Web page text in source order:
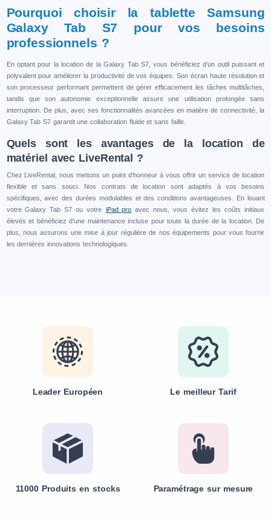
Pourquoi choisir la tablette Samsung
Galaxy Tab S7 pour vos besoins
professionnels ?
En optant pour la location de la Galaxy Tab S7, vous bénéficiez d’un outil puissant et
polyvalent pour améliorer la productivité de vos équipes. Son écran haute résolution et
son processeur performant permettent de gérer efficacement les tâches multitâches,
tandis que son autonomie exceptionnelle assure une utilisation prolongée sans
interruption. De plus, avec ses fonctionnalités avancées en matière de connectivité, la
Galaxy Tab S7 garantit une collaboration fluide et sans faille.
Quels sont les avantages de la location de
matériel avec LiveRental ?
Chez LiveRental, nous mettons un point d’honneur à vous offrir un service de location
flexible et sans souci. Nos contrats de location sont adaptés à vos besoins
spécifiques, avec des durées modulables et des conditions avantageuses. En louant
votre Galaxy Tab S7 ou votre iPad pro avec nous, vous évitez les coûts initiaux
élevés et bénéficiez d’une maintenance incluse pour toute la durée de la location. De
plus, nous assurons une mise à jour régulière de nos équipements pour vous fournir
les dernières innovations technologiques.
Leader Européen Le meilleur Tarif
11000 Produits en stocks Paramétrage sur mesure